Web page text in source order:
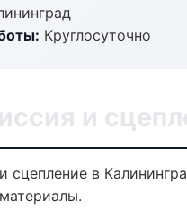
Круглосуточно
и
сцепление в